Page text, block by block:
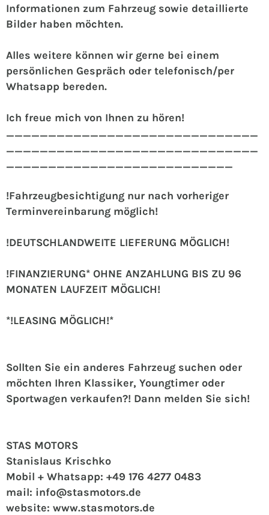
Informationen zum Fahrzeug sowie detaillierte
Bilder haben möchten.
Alles weitere können wir gerne bei einem
persönlichen Gespräch oder telefonisch/per
Whatsapp bereden.
Ich freue mich von Ihnen zu hören!
______________________________
______________________________
___________________________
!Fahrzeugbesichtigung nur nach vorheriger
Terminvereinbarung möglich!
!DEUTSCHLANDWEITE LIEFERUNG MÖGLICH!
!FINANZIERUNG* OHNE ANZAHLUNG BIS ZU 96
MONATEN LAUFZEIT MÖGLICH!
*!LEASING MÖGLICH!*
Sollten Sie ein anderes Fahrzeug suchen oder
möchten Ihren Klassiker, Youngtimer oder
Sportwagen verkaufen?! Dann melden Sie sich!
STAS MOTORS
Stanislaus Krischko
Mobil + Whatsapp: +49 176 4277 0483
mail: info@stasmotors.de
website: www.stasmotors.de